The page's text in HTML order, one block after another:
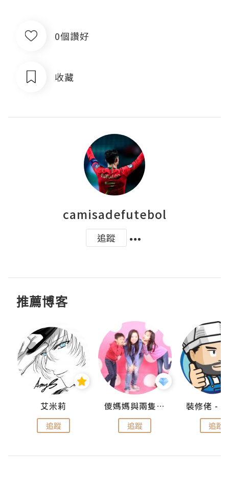
0個讚好
收藏
camisadefutebol
追蹤
推薦博客
艾米莉
追蹤
儍媽媽與兩隻小魔怪之家
追蹤 追蹤